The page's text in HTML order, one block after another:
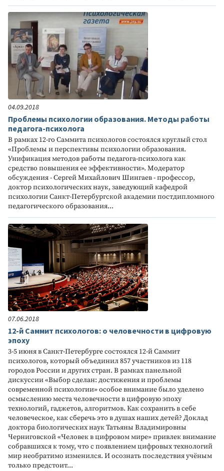
04.09.2018
Проблемы психологии образования. Методы работы
педагога-психолога
В рамках 12-го Саммита психологов состоялся круглый стол
«Проблемы и перспективы психологии образования.
Унификация методов работы педагога-психолога как
средство повышения ее эффективности». Модератор
обсуждения - Сергей Михайлович Шингаев - профессор,
доктор психологических наук, заведующий кафедрой
психологии Санкт-Петербургской академии постдипломного
педагогического образования...
07.06.2018
12-й Саммит психологов: о человечности в цифровую
эпоху
3-5 июня в Санкт-Петербурге состоялся 12-й Саммит
психологов, который объединил 857 участников из 118
городов России и других стран. В рамках панельной
дискуссии «Выбор сделан: достижения и проблемы
современной психологии» особое внимание было уделено
осмыслению места человечности в цифровую эпоху
технологий, гаджетов, алгоритмов. Как сохранить в себе
человеческое, как сберечь это в душах наших детей? Доклад
доктора биологических наук Татьяны Владимировны
Черниговской «Человек в цифровом мире» привлек внимание
собравшихся к тому, что с появлением цифровых технологий
мир необратимо изменился. И осознать последствия учёным
только предстоит...